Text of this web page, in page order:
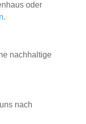
oder
.
nachhaltige
nach